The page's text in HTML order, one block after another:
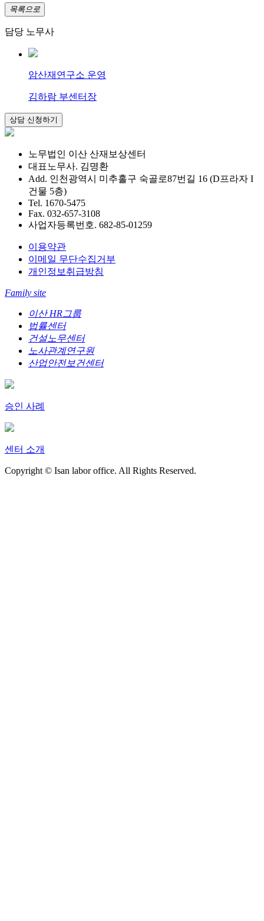
목록으로
담당 노무사
암산재연구소 운영
김하람 부센터장
노무법인 이산 산재보상센터
대표노무사. 김명환
Add. 인천광역시 미추홀구 숙골로87번길 16 (D프라자 I
건물 5층)
Tel. 1670-5475
Fax. 032-657-3108
사업자등록번호. 682-85-01259
이용약관
이메일 무단수집거부
개인정보취급방침
Family site
이산 HR그룹
법률센터
건설노무센터
노사관계연구원
산업안전보건센터
승인 사례
센터 소개
Copyright © Isan labor office. All Rights Reserved.